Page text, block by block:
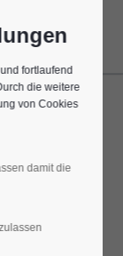
fortlaufend
die weitere
von Cookies
damit die